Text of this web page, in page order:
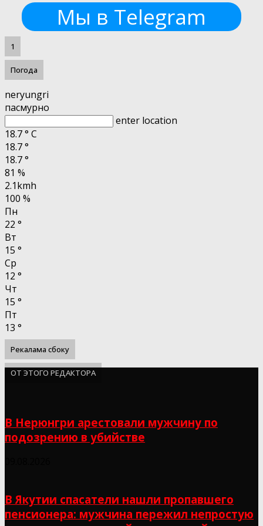
Мы в Telegram
1
Погода
neryungri
пасмурно
enter location
18.7° C
18.7°
18.7°
81 %
2.1kmh
100 %
Пн
22 °
Вт
15 °
Ср
12 °
Чт
15 °
Пт
13 °
Рекалама сбоку
ОТ ЭТОГО РЕДАКТОРА
В Нерюнгри арестовали мужчину по
подозрению в убийстве
В Якутии спасатели нашли пропавшего
пенсионера: мужчина пережил непростую